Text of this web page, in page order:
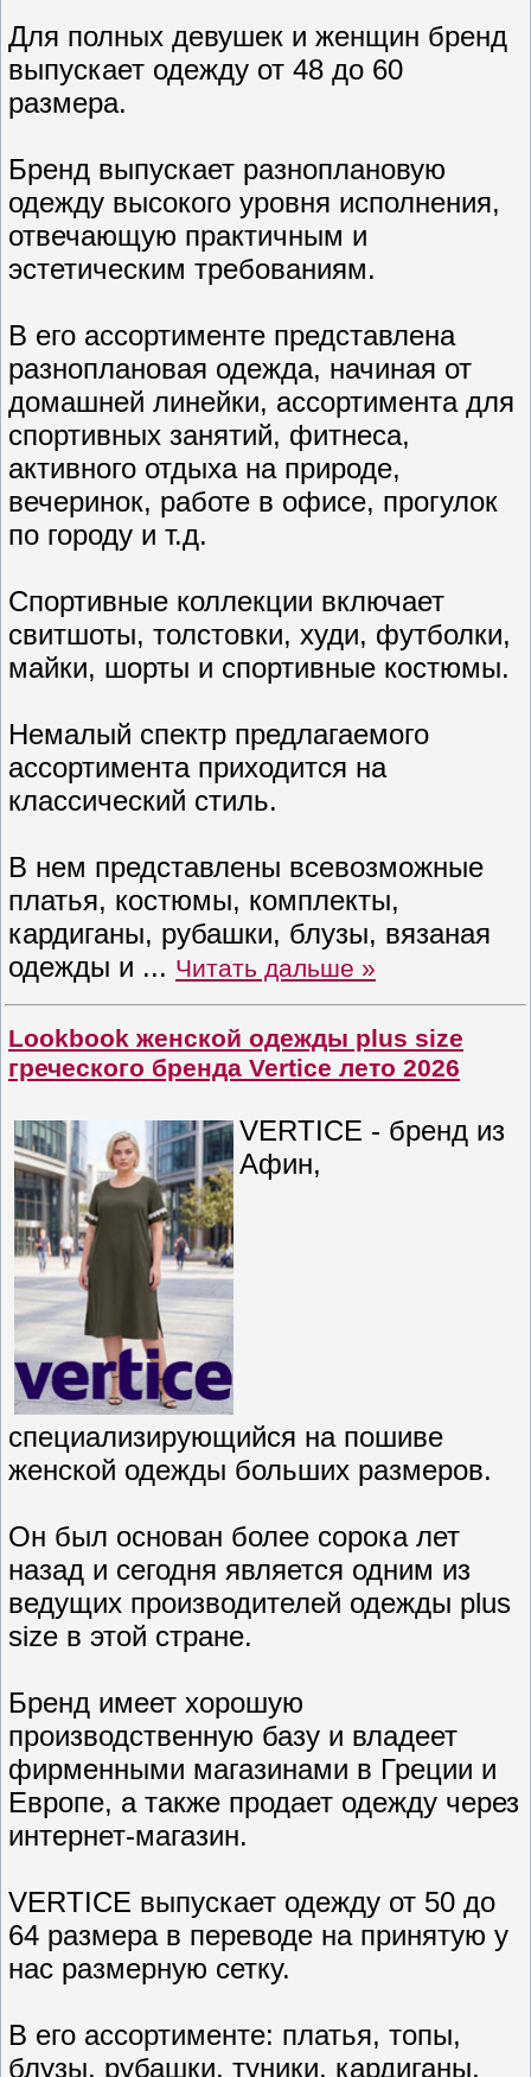
Для полных девушек и женщин бренд
выпускает одежду от 48 до 60
размера.
Бренд выпускает разноплановую
одежду высокого уровня исполнения,
отвечающую практичным и
эстетическим требованиям.
В его ассортименте представлена
разноплановая одежда, начиная от
домашней линейки, ассортимента для
спортивных занятий, фитнеса,
активного отдыха на природе,
вечеринок, работе в офисе, прогулок
по городу и т.д.
Спортивные коллекции включает
свитшоты, толстовки, худи, футболки,
майки, шорты и спортивные костюмы.
Немалый спектр предлагаемого
ассортимента приходится на
классический стиль.
В нем представлены всевозможные
платья, костюмы, комплекты,
кардиганы, рубашки, блузы, вязаная
одежды и ... Читать дальше »
Lookbook женской одежды plus size
греческого бренда Vertice лето 2026
VERTICE - бренд из
Афин,
специализирующийся на пошиве
женской одежды больших размеров.
Он был основан более сорока лет
назад и сегодня является одним из
ведущих производителей одежды plus
size в этой стране.
Бренд имеет хорошую
производственную базу и владеет
фирменными магазинами в Греции и
Европе, а также продает одежду через
интернет-магазин.
VERTICE выпускает одежду от 50 до
64 размера в переводе на принятую у
нас размерную сетку.
В его ассортименте: платья, топы,
блузы, рубашки, туники, кардиганы,